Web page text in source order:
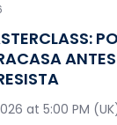
at 5:00 PM